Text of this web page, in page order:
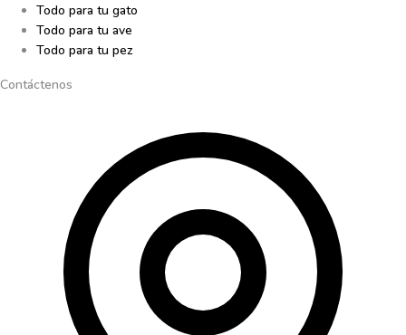
Todo para tu gato
Todo para tu ave
Todo para tu pez
Contáctenos